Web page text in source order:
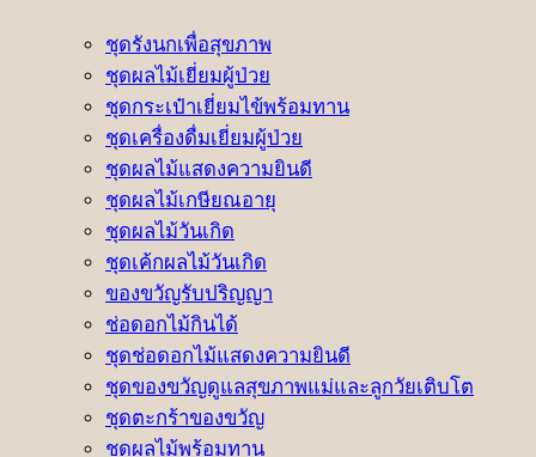
ชุดรังนกเพื่อสุขภาพ
ชุดผลไม้เยี่ยมผู้ป่วย
ชุดกระเป๋าเยี่ยมไข้พร้อมทาน
ชุดเครื่องดื่มเยี่ยมผู้ป่วย
ชุดผลไม้แสดงความยินดี
ชุดผลไม้เกษียณอายุ
ชุดผลไม้วันเกิด
ชุดเค้กผลไม้วันเกิด
ของขวัญรับปริญญา
ช่อดอกไม้กินได้
ชุดช่อดอกไม้แสดงความยินดี
ชุดของขวัญดูแลสุขภาพแม่และลูกวัยเติบโต
ชุดตะกร้าของขวัญ
ชุดผลไม้พร้อมทาน